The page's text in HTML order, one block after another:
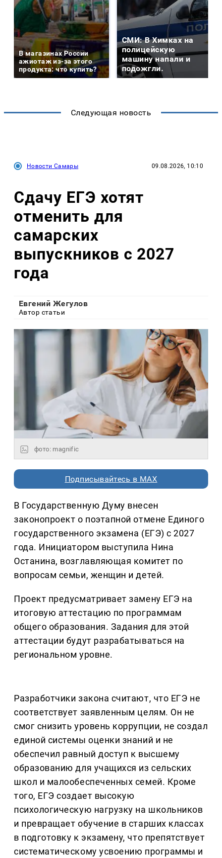
В магазинах России
ажиотаж из-за этого
продукта: что купить?
СМИ: В Химках на
полицейскую
машину напали и
подожгли.
Следующая новость
Новости Самары 09.08.2026, 10:10
Сдачу ЕГЭ хотят
отменить для
самарских
выпускников с 2027
года
Евгений Жегулов
Автор статьи
фото: magnific
Подписывайтесь в MAX
В Государственную Думу внесен
законопроект о поэтапной отмене Единого
государственного экзамена (ЕГЭ) с 2027
года. Инициатором выступила Нина
Останина, возглавляющая комитет по
вопросам семьи, женщин и детей.
Проект предусматривает замену ЕГЭ на
итоговую аттестацию по программам
общего образования. Задания для этой
аттестации будут разрабатываться на
региональном уровне.
Разработчики закона считают, что ЕГЭ не
соответствует заявленным целям. Он не
смог снизить уровень коррупции, не создал
единой системы оценки знаний и не
обеспечил равный доступ к высшему
образованию для учащихся из сельских
школ и малообеспеченных семей. Кроме
того, ЕГЭ создает высокую
психологическую нагрузку на школьников
и превращает обучение в старших классах
в подготовку к экзамену, что препятствует
систематическому усвоению программы и